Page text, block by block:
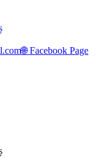
🌐 Facebook Page